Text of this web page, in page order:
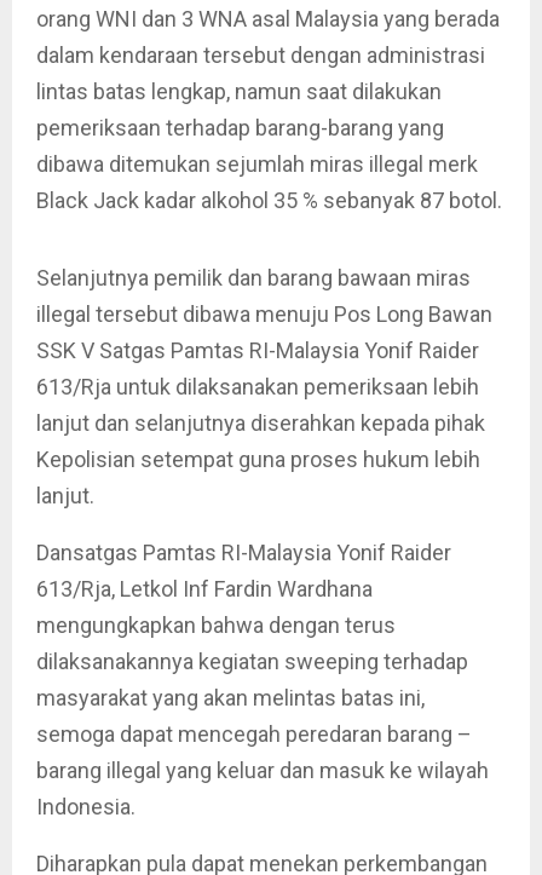
orang WNI dan 3 WNA asal Malaysia yang berada
dalam kendaraan tersebut dengan administrasi
lintas batas lengkap, namun saat dilakukan
pemeriksaan terhadap barang-barang yang
dibawa ditemukan sejumlah miras illegal merk
Black Jack kadar alkohol 35 % sebanyak 87 botol.
Selanjutnya pemilik dan barang bawaan miras
illegal tersebut dibawa menuju Pos Long Bawan
SSK V Satgas Pamtas RI-Malaysia Yonif Raider
613/Rja untuk dilaksanakan pemeriksaan lebih
lanjut dan selanjutnya diserahkan kepada pihak
Kepolisian setempat guna proses hukum lebih
lanjut.
Dansatgas Pamtas RI-Malaysia Yonif Raider
613/Rja, Letkol Inf Fardin Wardhana
mengungkapkan bahwa dengan terus
dilaksanakannya kegiatan sweeping terhadap
masyarakat yang akan melintas batas ini,
semoga dapat mencegah peredaran barang –
barang illegal yang keluar dan masuk ke wilayah
Indonesia.
Diharapkan pula dapat menekan perkembangan